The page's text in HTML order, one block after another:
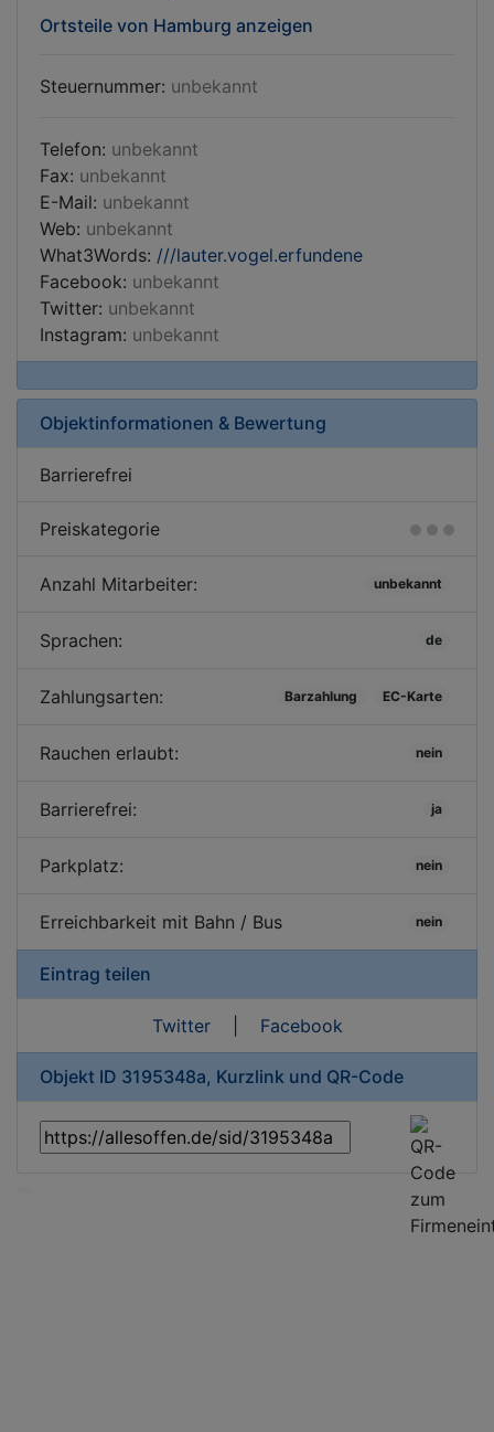
Ortsteile von Hamburg anzeigen
Steuernummer: unbekannt
Telefon: unbekannt
Fax: unbekannt
E-Mail: unbekannt
Web: unbekannt
What3Words: ///lauter.vogel.erfundene
Facebook: unbekannt
Twitter: unbekannt
Instagram: unbekannt
Objektinformationen & Bewertung
Barrierefrei
Preiskategorie
Anzahl Mitarbeiter: unbekannt
Sprachen: de
Zahlungsarten: Barzahlung EC-Karte
Rauchen erlaubt: nein
Barrierefrei: ja
Parkplatz: nein
Erreichbarkeit mit Bahn / Bus nein
Eintrag teilen
Twitter| Facebook
Objekt ID 3195348a, Kurzlink und QR-Code